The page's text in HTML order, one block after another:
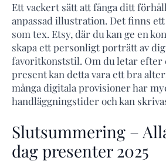
Ett vackert sätt att fånga ditt
anpassad illustration. Det finns
som tex. Etsy, där du kan ge en
skapa ett personligt porträtt av
favoritkonststil. Om du letar
present kan detta vara ett bra
många digitala provisioner har
handläggningstider och kan
Slutsummering –
dag presenter 2025